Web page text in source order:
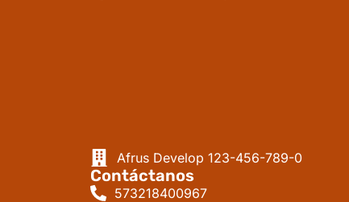
Afrus Develop 123-456-789-0
Contáctanos
573218400967